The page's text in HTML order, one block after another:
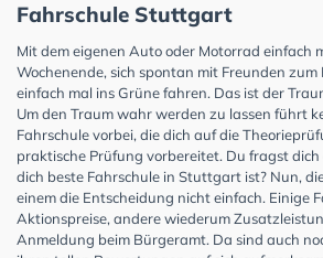
Fahrschule Stuttgart
Mit dem eigenen Auto oder Motorrad einfach
Wochenende, sich spontan mit Freunden zum
einfach mal ins Grüne fahren. Das ist der
Um den Traum wahr werden zu lassen führt
Fahrschule vorbei, die dich auf die
praktische Prüfung vorbereitet. Du fragst
dich beste Fahrschule in Stuttgart ist? Nun,
einem die Entscheidung nicht einfach. Einige
Aktionspreise, andere wiederum
Anmeldung beim Bürgeramt. Da sind auch